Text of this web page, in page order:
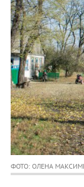
ФОТО: ОЛЕНА